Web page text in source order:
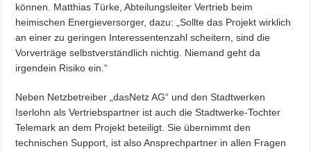
können. Matthias Türke, Abteilungsleiter Vertrieb beim
heimischen Energieversorger, dazu: „Sollte das Projekt wirklich
an einer zu geringen Interessentenzahl scheitern, sind die
Vorverträge selbstverständlich nichtig. Niemand geht da
irgendein Risiko ein.“
Neben Netzbetreiber „dasNetz AG“ und den Stadtwerken
Iserlohn als Vertriebspartner ist auch die Stadtwerke-Tochter
Telemark an dem Projekt beteiligt. Sie übernimmt den
technischen Support, ist also Ansprechpartner in allen Fragen